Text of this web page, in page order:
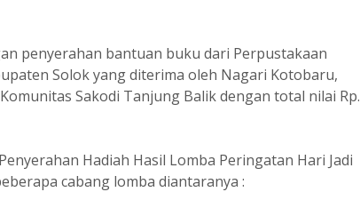
penyerahan bantuan buku dari Perpustakaan
Solok yang diterima oleh Nagari Kotobaru,
Sakodi Tanjung Balik dengan total nilai Rp.
Hadiah Hasil Lomba Peringatan Hari Jadi
cabang lomba diantaranya :